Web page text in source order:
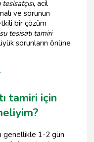
, acil
ve sorunun
bir çözüm
su tesisatı tamiri
sorunların önüne
tamiri için
genellikle 1-2 gün